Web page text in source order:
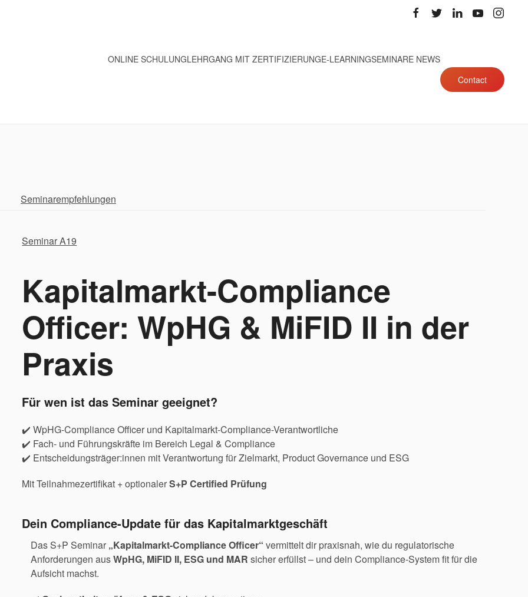
ONLINE SCHULUNGLEHRGANG MIT ZERTIFIZIERUNGE-LEARNINGSEMINARE NEWS
Contact
Seminarempfehlungen
Seminar A19
Kapitalmarkt-Compliance
Officer: WpHG & MiFID II in der
Praxis
Für wen ist das Seminar geeignet?
✔️ WpHG-Compliance Officer und Kapitalmarkt-Compliance-Verantwortliche
✔️ Fach- und Führungskräfte im Bereich Legal & Compliance
✔️ Entscheidungsträger:innen mit Verantwortung für Zielmarkt, Product Governance und ESG
Mit Teilnahmezertifikat + optionalerS+P Certified Prüfung
Dein Compliance-Update für das Kapitalmarktgeschäft
Das S+P Seminar „Kapitalmarkt-Compliance Officer“ vermittelt dir praxisnah, wie du regulatorische
Anforderungen ausWpHG, MiFID II, ESG und MAR sicher erfüllst – und dein Compliance-System fit für die
Aufsicht machst.